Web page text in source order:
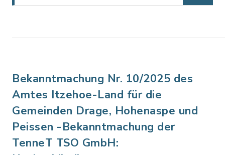
Bekanntmachung Nr. 10/2025 des
Amtes Itzehoe-Land für die
Gemeinden Drage, Hohenaspe und
Peissen -Bekanntmachung der
TenneT TSO GmbH: